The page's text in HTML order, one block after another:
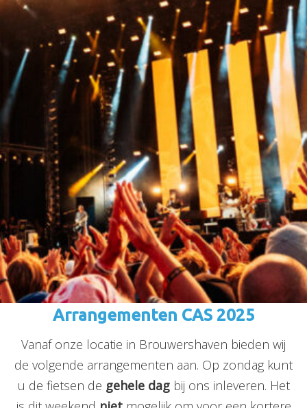
Arrangementen CAS 2025
Vanaf onze locatie in Brouwershaven bieden wij
de volgende arrangementen aan. Op zondag kunt
u de fietsen de gehele dagbij ons inleveren. Het